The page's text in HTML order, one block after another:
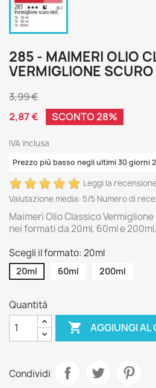
285 - MAIMERI OLIO
VERMIGLIONE
3,99 €
2,87 €
SCONTO 28%
IVA inclusa
Prezzo più basso negli ultimi 30 giorni
Leggi la
Valutazione media: 5/5 Numero di
Maimeri Olio Classico
nei formati da 20ml, 60ml e 200ml.
Scegli il formato: 20ml
20ml 60ml 200ml
Quantità
 AGGIUNGI AL
Condividi